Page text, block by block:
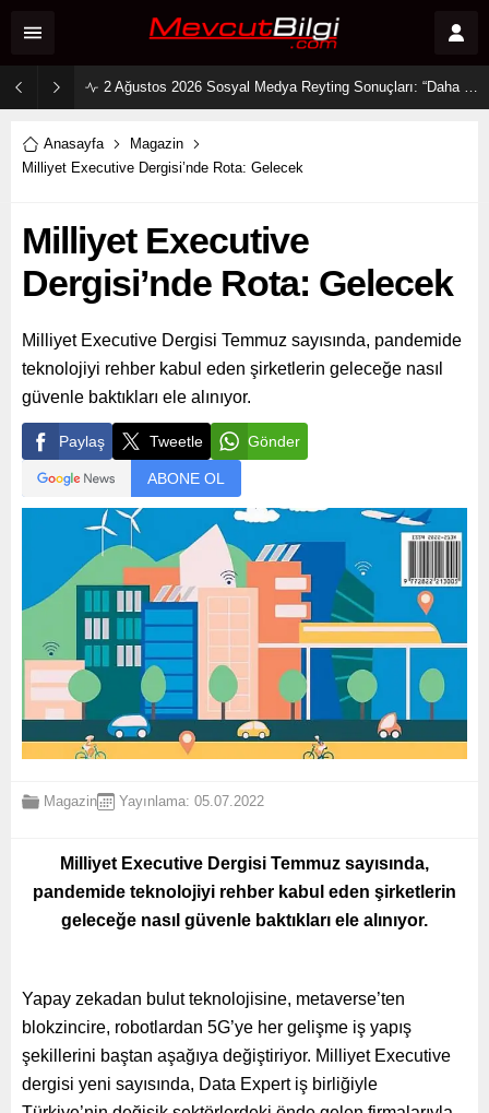
2 Ağustos 2026 Sosyal Medya Reyting Sonuçları: “Daha 17” Ekranlara Ambargo Koydu!
Anasayfa
Magazin
Milliyet Executive Dergisi’nde Rota: Gelecek
Milliyet Executive
Dergisi’nde Rota: Gelecek
Milliyet Executive Dergisi Temmuz sayısında, pandemide
teknolojiyi rehber kabul eden şirketlerin geleceğe nasıl
güvenle baktıkları ele alınıyor.
Paylaş Tweetle Gönder
ABONE OL
Magazin Yayınlama: 05.07.2022
Milliyet Executive Dergisi Temmuz sayısında,
pandemide teknolojiyi rehber kabul eden şirketlerin
geleceğe nasıl güvenle baktıkları ele alınıyor.
Yapay zekadan bulut teknolojisine, metaverse’ten
blokzincire, robotlardan 5G’ye her gelişme iş yapış
şekillerini baştan aşağıya değiştiriyor. Milliyet Executive
dergisi yeni sayısında, Data Expert iş birliğiyle